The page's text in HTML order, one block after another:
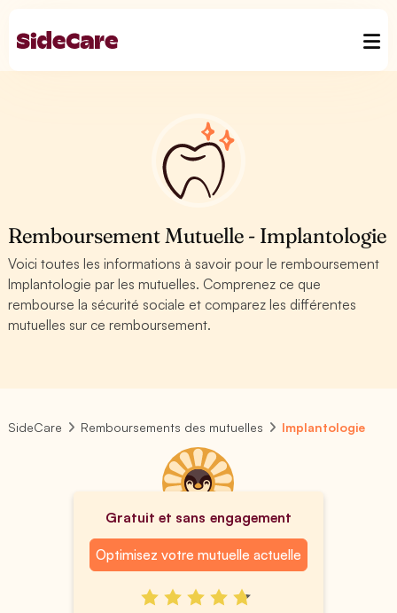
Remboursement Mutuelle - Implantologie
Voici toutes les informations à savoir pour le remboursement
Implantologie par les mutuelles. Comprenez ce que
rembourse la sécurité sociale et comparez les différentes
mutuelles sur ce remboursement.
SideCare Remboursements des mutuelles Implantologie
Gratuit et sans engagement
Optimisez votre mutuelle actuelle